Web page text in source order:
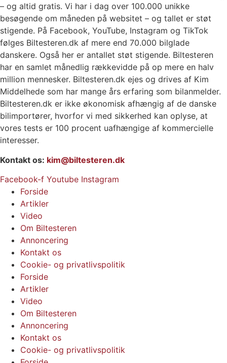
– og altid gratis. Vi har i dag over 100.000 unikke
besøgende om måneden på websitet – og tallet er støt
stigende. På Facebook, YouTube, Instagram og TikTok
følges Biltesteren.dk af mere end 70.000 bilglade
danskere. Også her er antallet støt stigende. Biltesteren
har en samlet månedlig rækkevidde på op mere en halv
million mennesker. Biltesteren.dk ejes og drives af Kim
Middelhede som har mange års erfaring som bilanmelder.
Biltesteren.dk er ikke økonomisk afhængig af de danske
bilimportører, hvorfor vi med sikkerhed kan oplyse, at
vores tests er 100 procent uafhængige af kommercielle
interesser.
Kontakt os: kim@biltesteren.dk
Facebook-f Youtube Instagram
Forside
Artikler
Video
Om Biltesteren
Annoncering
Kontakt os
Cookie- og privatlivspolitik
Forside
Artikler
Video
Om Biltesteren
Annoncering
Kontakt os
Cookie- og privatlivspolitik